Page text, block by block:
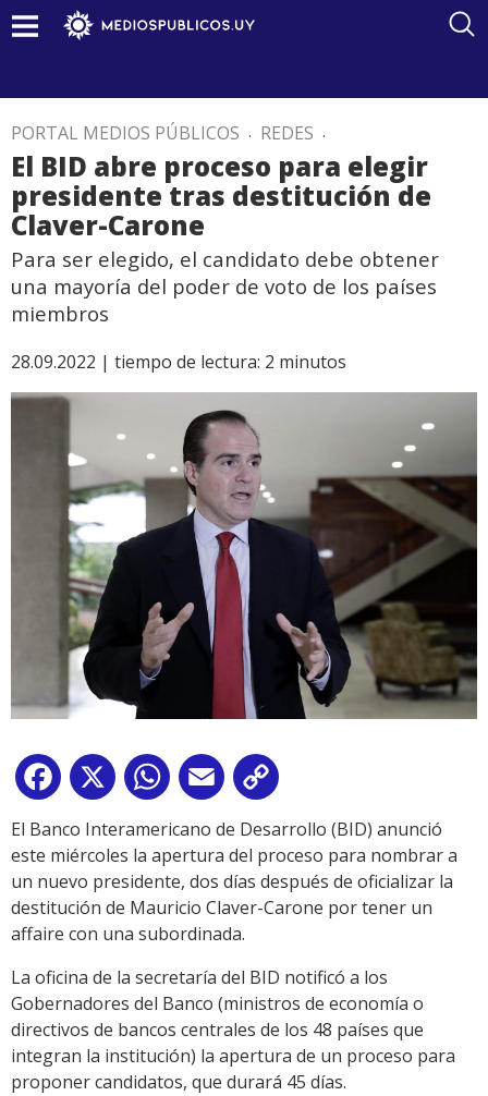
PORTAL MEDIOS PÚBLICOS . REDES .
El BID abre proceso para elegir
presidente tras destitución de
Claver-Carone
Para ser elegido, el candidato debe obtener
una mayoría del poder de voto de los países
miembros
28.09.2022 | tiempo de lectura: 2 minutos
Facebook
X WhatsApp
Email
Link
El Banco Interamericano de Desarrollo (BID) anunció
este miércoles la apertura del proceso para nombrar a
un nuevo presidente, dos días después de oficializar la
destitución de Mauricio Claver-Carone por tener un
affaire con una subordinada.
La oficina de la secretaría del BID notificó a los
Gobernadores del Banco (ministros de economía o
directivos de bancos centrales de los 48 países que
integran la institución) la apertura de un proceso para
proponer candidatos, que durará 45 días.